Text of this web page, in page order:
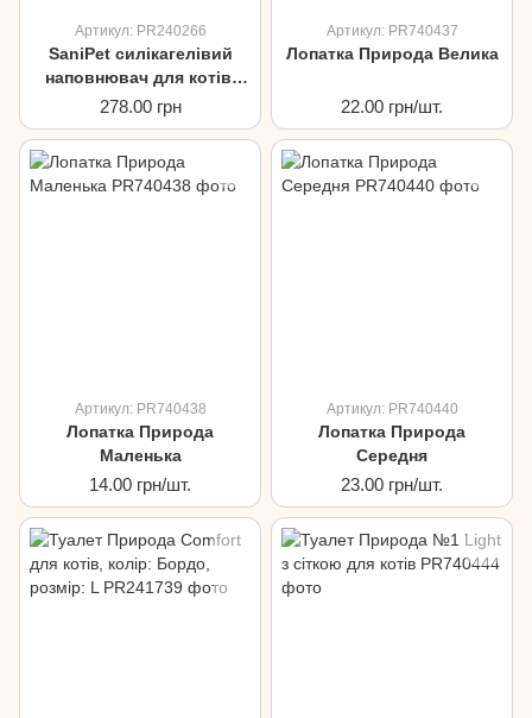
Артикул: PR240266
SaniPet силікагелівий
наповнювач для котів,
3,8л
278.00 грн
Артикул: PR740437
Лопатка Природа Велика
22.00 грн/шт.
Артикул: PR740438
Лопатка Природа
Маленька
14.00 грн/шт.
Артикул: PR740440
Лопатка Природа
Середня
23.00 грн/шт.